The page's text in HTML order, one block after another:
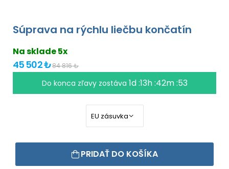
Súprava na rýchlu liečbu končatín
Na sklade 5x
45 502 ₺84 816 ₺
Do konca zľavy zostáva 1d :13h :42m :52
PRIDAŤ DO KOŠÍKA